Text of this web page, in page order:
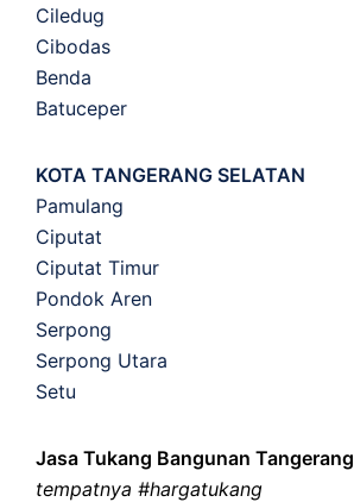
Ciledug
Cibodas
Benda
Batuceper
KOTA TANGERANG SELATAN
Pamulang
Ciputat
Ciputat Timur
Pondok Aren
Serpong
Serpong Utara
Setu
Jasa Tukang Bangunan Tangerang
tempatnya #hargatukang